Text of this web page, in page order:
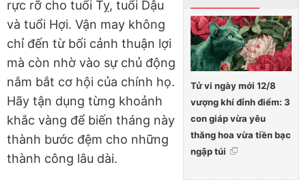
Tử vi ngày mới 12/8
vượng khí đỉnh điểm: 3
con giáp vừa yêu
thăng hoa vừa tiền bạc
ngập túi
rực rỡ cho tuổi Tỵ, tuổi Dậu
và tuổi Hợi. Vận may không
chỉ đến từ bối cảnh thuận lợi
mà còn nhờ vào sự chủ động
nắm bắt cơ hội của chính họ.
Hãy tận dụng từng khoảnh
khắc vàng để biến tháng này
thành bước đệm cho những
thành công lâu dài.